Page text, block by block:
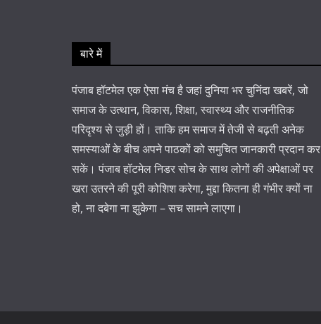
बारे में
पंजाब हॉटमेल एक ऐसा मंच है जहां दुनिया भर चुनिंदा खबरें, जो
समाज के उत्थान, विकास, शिक्षा, स्वास्थ्य और राजनीतिक
परिदृश्य से जुड़ी हों। ताकि हम समाज में तेजी से बढ़ती अनेक
समस्याओं के बीच अपने पाठकों को समुचित जानकारी प्रदान कर
सकें। पंजाब हॉटमेल निडर सोच के साथ लोगों की अपेक्षाओं पर
खरा उतरने की पूरी कोशिश करेगा, मुद्दा कितना ही गंभीर क्यों ना
हो, ना दबेगा ना झुकेगा – सच सामने लाएगा।